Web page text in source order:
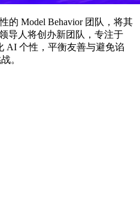
的 Model Behavior 团队，将其
导人将创办新团队，专注于
AI 个性，平衡友善与避免谄
。